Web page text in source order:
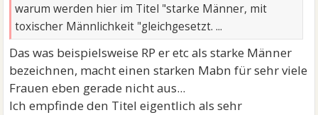
warum werden hier im Titel "starke Männer, mit
toxischer Männlichkeit "gleichgesetzt. ...
Das was beispielsweise RP er etc als starke Männer
bezeichnen, macht einen starken Mabn für sehr viele
Frauen eben gerade nicht aus...
Ich empfinde den Titel eigentlich als sehr